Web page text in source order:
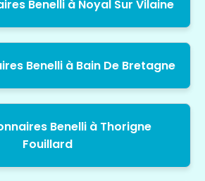
Benelli à Noyal Sur Vilaine
Benelli à Bain De Bretagne
Benelli à Thorigne
Fouillard